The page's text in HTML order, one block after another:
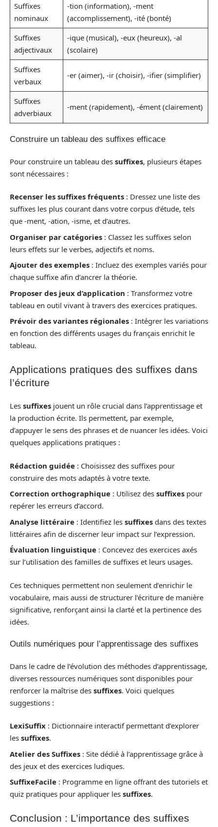
Suffixes
nominaux
-tion (information), -ment
(accomplissement), -ité (bonté)
Suffixes
adjectivaux
-ique (musical), -eux (heureux), -al
(scolaire)
Suffixes
verbaux
-er (aimer), -ir (choisir), -ifier (simplifier)
Suffixes
adverbiaux
-ment (rapidement), -ément (clairement)
Construire un tableau des suffixes efficace
Pour construire un tableau des suffixes, plusieurs étapes
sont nécessaires :
Recenser les suffixes fréquents : Dressez une liste des
suffixes les plus courant dans votre corpus d’étude, tels
que -ment, -ation, -isme, et d’autres.
Organiser par catégories : Classez les suffixes selon
leurs effets sur le verbes, adjectifs et noms.
Ajouter des exemples : Incluez des exemples variés pour
chaque suffixe afin d’ancrer la théorie.
Proposer des jeux d’application : Transformez votre
tableau en outil vivant à travers des exercices pratiques.
Prévoir des variantes régionales : Intégrer les variations
en fonction des différents usages du français enrichit le
tableau.
Applications pratiques des suffixes dans
l’écriture
Les suffixes jouent un rôle crucial dans l’apprentissage et
la production écrite. Ils permettent, par exemple,
d’appuyer le sens des phrases et de nuancer les idées. Voici
quelques applications pratiques :
Rédaction guidée : Choisissez des suffixes pour
construire des mots adaptés à votre texte.
Correction orthographique : Utilisez des suffixes pour
repérer les erreurs d’accord.
Analyse littéraire : Identifiez les suffixes dans des textes
littéraires afin de discerner leur impact sur l’expression.
Évaluation linguistique : Concevez des exercices axés
sur l’utilisation des familles de suffixes et leurs usages.
Ces techniques permettent non seulement d’enrichir le
vocabulaire, mais aussi de structurer l’écriture de manière
significative, renforçant ainsi la clarté et la pertinence des
idées.
Outils numériques pour l’apprentissage des suffixes
Dans le cadre de l’évolution des méthodes d’apprentissage,
diverses ressources numériques sont disponibles pour
renforcer la maîtrise des suffixes. Voici quelques
suggestions :
LexiSuffix : Dictionnaire interactif permettant d’explorer
les suffixes.
Atelier des Suffixes : Site dédié à l’apprentissage grâce à
des jeux et des exercices ludiques.
SuffixeFacile : Programme en ligne offrant des tutoriels et
quiz pratiques pour appliquer les suffixes.
Conclusion : L’importance des suffixes